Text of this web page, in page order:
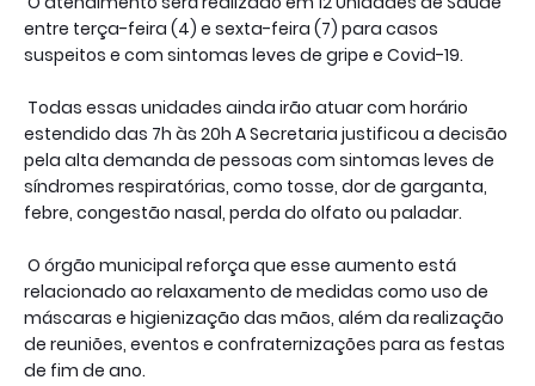
entre terça-feira (4) e sexta-feira (7) para casos
suspeitos e com sintomas leves de gripe e Covid-19.
Todas essas unidades ainda irão atuar com horário
estendido das 7h às 20h A Secretaria justificou a decisão
pela alta demanda de pessoas com sintomas leves de
síndromes respiratórias, como tosse, dor de garganta,
febre, congestão nasal, perda do olfato ou paladar.
O órgão municipal reforça que esse aumento está
relacionado ao relaxamento de medidas como uso de
máscaras e higienização das mãos, além da realização
de reuniões, eventos e confraternizações para as festas
de fim de ano.